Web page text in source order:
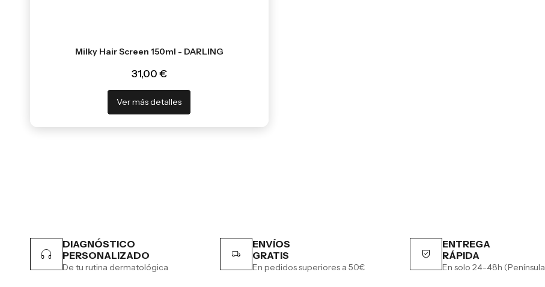
Milky Hair Screen 150ml - DARLING
31,00 €
Ver más detalles
DIAGNÓSTICO
PERSONALIZADO
De tu rutina dermatológica
ENVÍOS
GRATIS
En pedidos superiores a 50€
ENTREGA
RÁPIDA
En solo 24-48h